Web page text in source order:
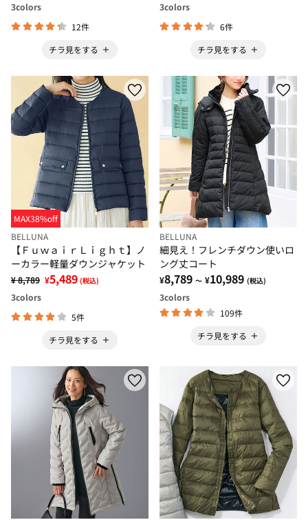
3colors
12件
チラ見をする
3colors
6件
チラ見をする
MAX38%off
BELLUNA
【ＦｕｗａｉｒＬｉｇｈｔ】ノ
ーカラー軽量ダウンジャケット
¥ 8,789 ¥5,489 (税込)
3colors
5件
チラ見をする
BELLUNA
細見え！フレンチダウン使いロ
ング丈コート
¥8,789 ～ ¥10,989 (税込)
3colors
109件
チラ見をする